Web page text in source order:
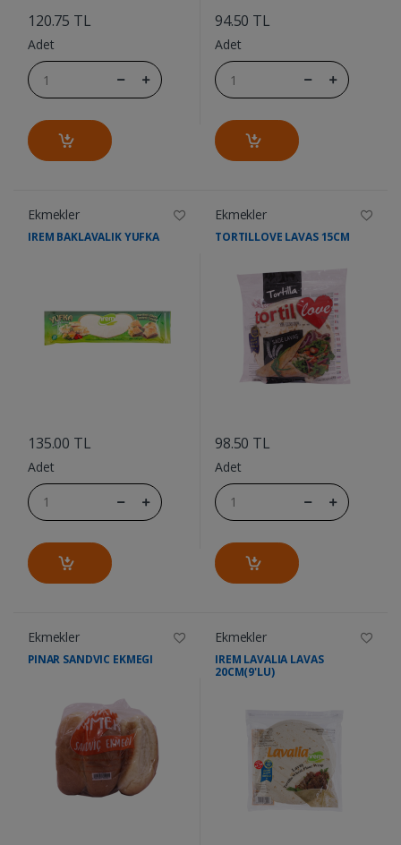
120.75 TL
Adet
94.50 TL
Adet
Ekmekler
IREM BAKLAVALIK YUFKA
135.00 TL
Adet
Ekmekler
TORTILLOVE LAVAS 15CM
98.50 TL
Adet
Ekmekler
PINAR SANDVIC EKMEGI
Ekmekler
IREM LAVALIA LAVAS
20CM(9'LU)